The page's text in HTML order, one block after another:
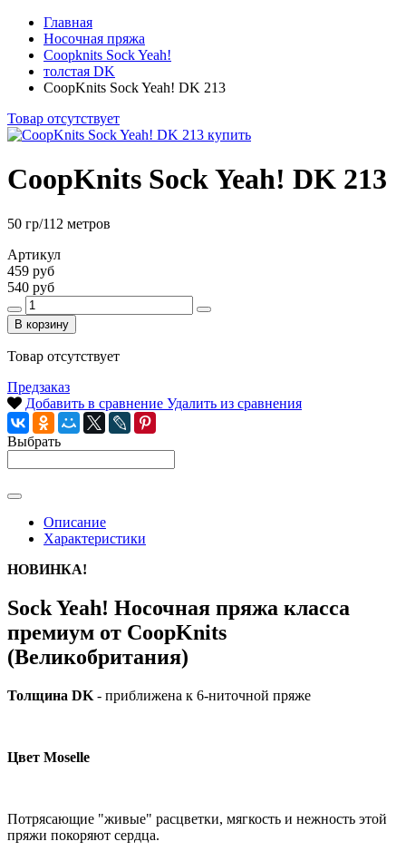
Главная
Носочная пряжа
Coopknits Sock Yeah!
толстая DK
CoopKnits Sock Yeah! DK 213
Товар отсутствует
CoopKnits Sock Yeah! DK 213
50 гр/112 метров
Артикул
459 руб
540 руб
В корзину
Товар отсутствует
Предзаказ
Добавить в сравнение Удалить из сравнения
Выбрать
Описание
Характеристики
НОВИНКА!
Sock Yeah! Носочная пряжа класса
премиум от CoopKnits
(Великобритания)
Толщина DK - приближена к 6-ниточной пряже
Цвет Moselle
Потрясающие "живые" расцветки, мягкость и нежность этой
пряжи покоряют сердца.